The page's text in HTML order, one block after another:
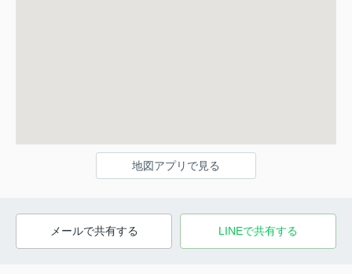
地図アプリで見る
メールで共有する LINEで共有する